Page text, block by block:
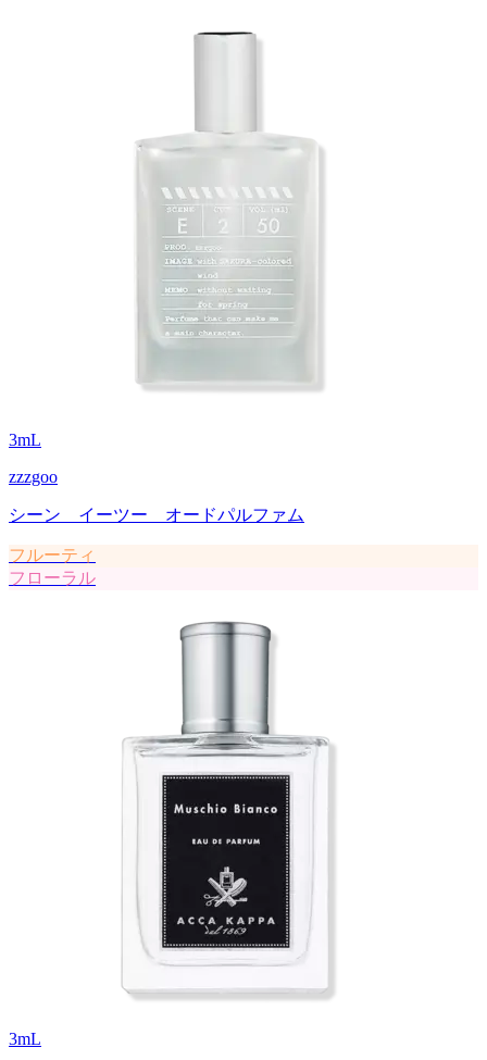
3mL
zzzgoo
シーン イーツー オードパルファム
フルーティ
フローラル
3mL